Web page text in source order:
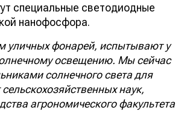
специальные светодиодные
нанофосфора.
уличных фонарей, испытывают у
освещению. Мы сейчас
солнечного света для
наук,
агрономического факультета